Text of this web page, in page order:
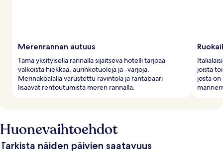
Merenrannan autuus
Tämä yksityisellä rannalla sijaitseva hotelli tarjoaa
valkoista hiekkaa, aurinkotuoleja ja -varjoja.
Merinäköalalla varustettu ravintola ja rantabaari
lisäävät rentoutumista meren rannalla.
joista
josta
Huonevaihtoehdot
Tarkista näiden päivien saatavuus